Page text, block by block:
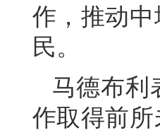
作，推动
民。
马德布利
作取得前